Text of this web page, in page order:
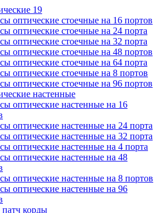
19
оптические стоечные на 16 портов
оптические стоечные на 24 порта
оптические стоечные на 32 порта
оптические стоечные на 48 портов
оптические стоечные на 64 порта
оптические стоечные на 8 портов
оптические стоечные на 96 портов
настенные
оптические настенные на 16
оптические настенные на 24 порта
оптические настенные на 32 порта
оптические настенные на 4 порта
оптические настенные на 48
оптические настенные на 8 портов
оптические настенные на 96
корды